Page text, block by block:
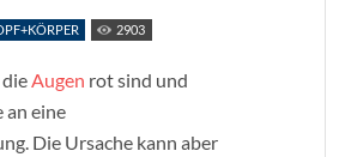
2903
Augen rot sind und
an eine
Die Ursache kann aber